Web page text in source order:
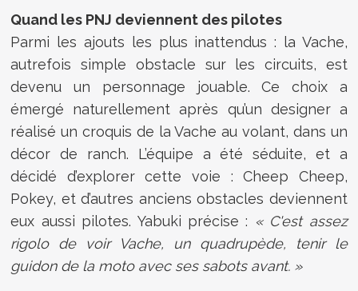
Quand les PNJ deviennent des pilotes
Parmi les ajouts les plus inattendus : la Vache,
autrefois simple obstacle sur les circuits, est
devenu un personnage jouable. Ce choix a
émergé naturellement après qu’un designer a
réalisé un croquis de la Vache au volant, dans un
décor de ranch. L’équipe a été séduite, et a
décidé d’explorer cette voie : Cheep Cheep,
Pokey, et d’autres anciens obstacles deviennent
eux aussi pilotes. Yabuki précise : « C'est assez
rigolo de voir Vache, un quadrupède, tenir le
guidon de la moto avec ses sabots avant. »